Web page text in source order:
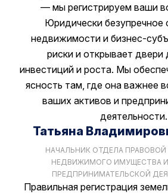
— мы регистрируем ваши
Юридически безупречное
недвижимости и бизнес-
риски и открывает двери
инвестиций и роста. Мы
ясность там, где она важнее
ваших активов и
деятельности.
Татьяна
НАЧАЛЬНИК ОТДЕЛА ПРАВОВОЙ
НЕДВИЖИМОГО ИМУЩЕСТВА
ПРЕДПРИНИМАТЕЛЬСКОЙ
Правильная регистрация